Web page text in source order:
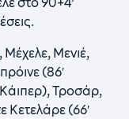
Μενιέ,
(86′
Τροσάρ,
(66′